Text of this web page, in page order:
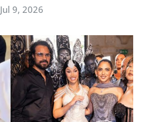
Jul 9, 2026